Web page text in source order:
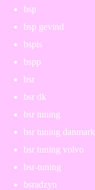
bsp
bsp gevind
bspis
bspp
bsr
bsr dk
bsr tuning
bsr tuning danmark
bsr tuning volvo
bsr-tuning
bsradzyn